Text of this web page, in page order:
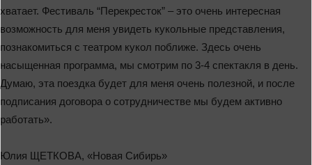
хватает. Фестиваль “Перекресток” ‒ это очень интересная
возможность для меня увидеть кукольные представления,
познакомиться с театром кукол поближе. Здесь очень
насыщенная программа, мы смотрим по 3-4 спектакля в день.
Думаю, эта поездка будет для меня очень полезной, и после
подписания договора о сотрудничестве мы будем активно
работать».
Юлия ЩЕТКОВА, «Новая Сибирь»